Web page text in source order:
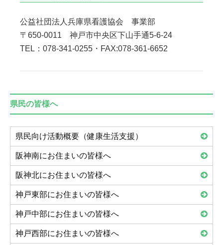
公益社団法人兵庫県看護協会 事業部
〒650-0011 神戸市中央区下山手通5-6-24
TEL：078-341-0255・FAX:078-361-6652
県民の皆様へ
県民向け活動概要（健康生活支援）
阪神南にお住まいの皆様へ
阪神北にお住まいの皆様へ
神戸東部にお住まいの皆様へ
神戸中部にお住まいの皆様へ
神戸西部にお住まいの皆様へ